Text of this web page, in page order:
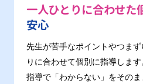
一人ひとりに合わせた
安心
先生が苦手なポイントやつま
りに合わせて個別に指導しま
指導で「わからない」をそのま